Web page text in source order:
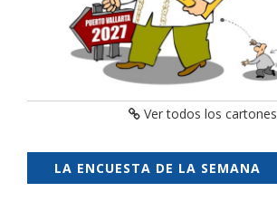
Ver todos los cartones
LA ENCUESTA DE LA SEMANA